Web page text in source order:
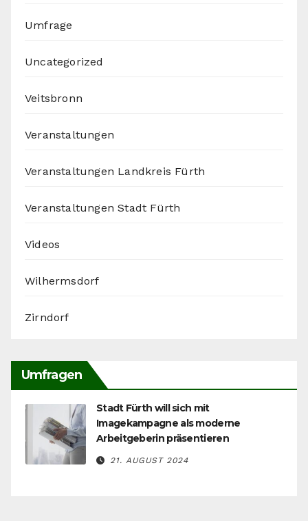
Umfrage
Uncategorized
Veitsbronn
Veranstaltungen
Veranstaltungen Landkreis Fürth
Veranstaltungen Stadt Fürth
Videos
Wilhermsdorf
Zirndorf
Umfragen
Stadt Fürth will sich mit
Imagekampagne als moderne
Arbeitgeberin präsentieren
21. AUGUST 2024